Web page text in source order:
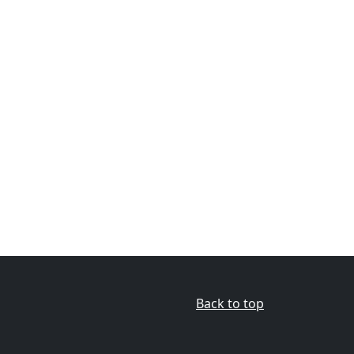
Back to top